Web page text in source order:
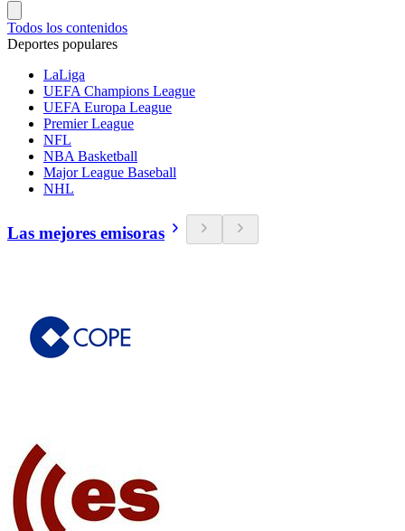
Todos los contenidos
Deportes populares
LaLiga
UEFA Champions League
UEFA Europa League
Premier League
NFL
NBA Basketball
Major League Baseball
NHL
Las mejores emisoras